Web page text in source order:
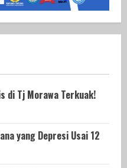
di Tj Morawa Terkuak!
yang Depresi Usai 12